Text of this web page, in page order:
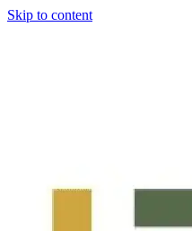
Skip to content